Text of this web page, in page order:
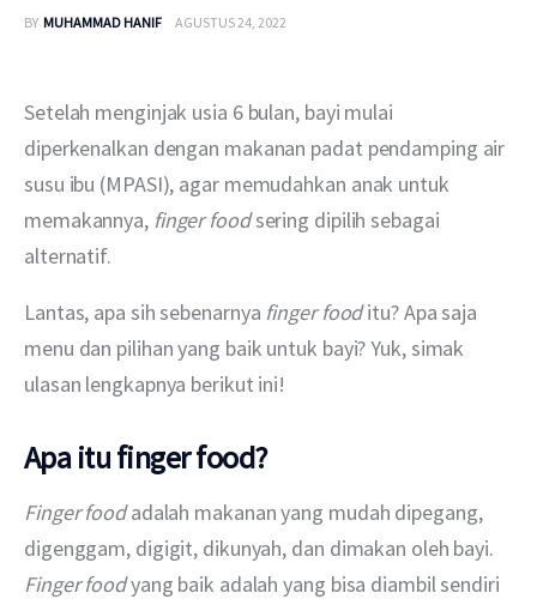
BY MUHAMMAD HANIF AGUSTUS 24, 2022
Setelah menginjak usia 6 bulan, bayi mulai
diperkenalkan dengan makanan padat pendamping air
susu ibu (MPASI), agar memudahkan anak untuk
memakannya, finger food sering dipilih sebagai
alternatif.
Lantas, apa sih sebenarnya finger food itu? Apa saja
menu dan pilihan yang baik untuk bayi? Yuk, simak
ulasan lengkapnya berikut ini!
Apa itu finger food?
Finger food adalah makanan yang mudah dipegang,
digenggam, digigit, dikunyah, dan dimakan oleh bayi.
Finger food yang baik adalah yang bisa diambil sendiri